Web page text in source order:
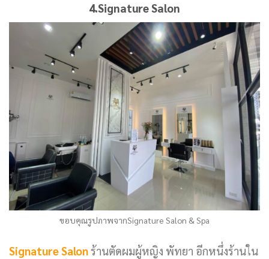
4.Signature Salon
ขอบคุณรูปภาพจากSignature Salon & Spa
Signature Salonร้านตัดผมผู้หญิง พัทยา อีกหนึ่งร้านใน